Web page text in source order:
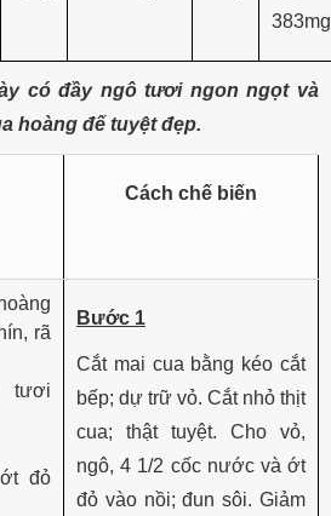
383mg
có đầy ngô tươi ngon ngọt và
hoàng đế tuyệt đẹp.
Cách chế biến
rã
đỏ
Bước 1
Cắt mai cua bằng kéo cắt
bếp; dự trữ vỏ. Cắt nhỏ thịt
cua; thật tuyệt. Cho vỏ,
ngô, 4 1/2 cốc nước và ớt
đỏ vào nồi; đun sôi. Giảm